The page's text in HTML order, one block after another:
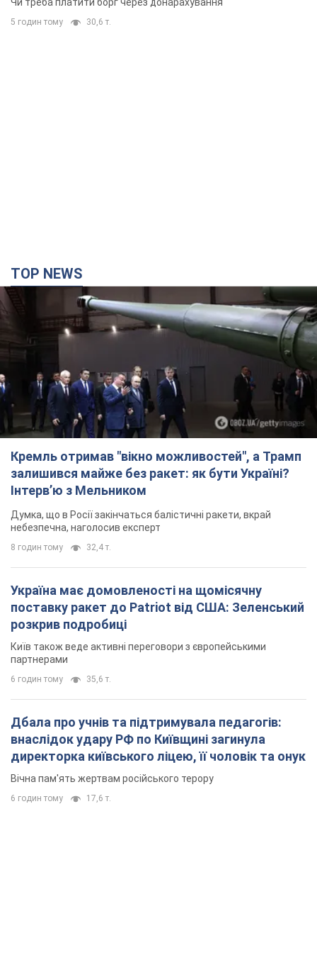
Чи треба платити борг через донарахування
5 годин тому 30,6 т.
TOP NEWS
Кремль отримав "вікно можливостей", а Трамп
залишився майже без ракет: як бути Україні?
Інтерв’ю з Мельником
Думка, що в Росії закінчаться балістичні ракети, вкрай
небезпечна, наголосив експерт
8 годин тому 32,4 т.
Україна має домовленості на щомісячну
поставку ракет до Patriot від США: Зеленський
розкрив подробиці
Київ також веде активні переговори з європейськими
партнерами
6 годин тому 35,6 т.
Дбала про учнів та підтримувала педагогів:
внаслідок удару РФ по Київщині загинула
директорка київського ліцею, її чоловік та онук
Вічна пам'ять жертвам російського терору
6 годин тому 17,6 т.